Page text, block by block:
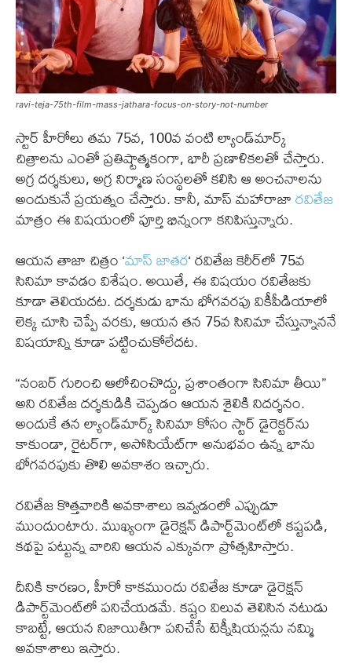
ravi-teja-75th-film-mass-jathara-focus-on-story-not-number
స్టార్ హీరోలు తమ 75వ, 100వ వంటి ల్యాండ్‌మార్క్
చిత్రాలను ఎంతో ప్రతిష్టాత్మకంగా, భారీ ప్రణాళికలతో చేస్తారు.
అగ్ర దర్శకులు, అగ్ర నిర్మాణ సంస్థలతో కలిసి ఆ అంచనాలను
అందుకునే ప్రయత్నం చేస్తారు. కానీ, మాస్ మహారాజారవితేజ
మాత్రం ఈ విషయంలో పూర్తి భిన్నంగా కనిపిస్తున్నారు.
ఆయన తాజా చిత్రం ‘మాస్ జాతర‘ రవితేజ కెరీర్‌లో 75వ
సినిమా కావడం విశేషం. అయితే, ఈ విషయం రవితేజకు
కూడా తెలియదట. దర్శకుడు భాను భోగవరపు వికీపీడియాలో
లెక్క చూసి చెప్పే వరకు, ఆయన తన 75వ సినిమా చేస్తున్నాననే
విషయాన్ని కూడా పట్టించుకోలేదట.
“నంబర్ గురించి ఆలోచించొద్దు, ప్రశాంతంగా సినిమా తీయి”
అని రవితేజ దర్శకుడికి చెప్పడం ఆయన శైలికి నిదర్శనం.
అందుకే తన ల్యాండ్‌మార్క్ సినిమా కోసం స్టార్ డైరెక్టర్‌ను
కాకుండా, రైటర్‌గా, అసోసియేట్‌గా అనుభవం ఉన్న భాను
భోగవరపుకు తొలి అవకాశం ఇచ్చారు.
రవితేజ కొత్తవారికి అవకాశాలు ఇవ్వడంలో ఎప్పుడూ
ముందుంటారు. ముఖ్యంగా డైరెక్షన్ డిపార్ట్‌మెంట్‌లో కష్టపడి,
కథపై పట్టున్న వారిని ఆయన ఎక్కువగా ప్రోత్సహిస్తారు.
దీనికి కారణం, హీరో కాకముందు రవితేజ కూడా డైరెక్షన్
డిపార్ట్‌మెంట్‌లో పనిచేయడమే. కష్టం విలువ తెలిసిన నటుడు
కాబట్టే, ఆయన నిజాయితీగా పనిచేసే టెక్నీషియన్లను నమ్మి
అవకాశాలు ఇస్తారు.